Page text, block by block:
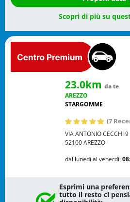
Scopri di più su
23.0km da te
AREZZO
STARGOMME
(7
VIA ANTONIO CECCHI 9
52100AREZZO
dal lunedì al venerdì:
Esprimi una
tutto il resto ci